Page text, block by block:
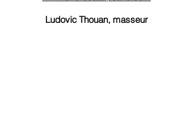
Ludovic Thouan, masseur